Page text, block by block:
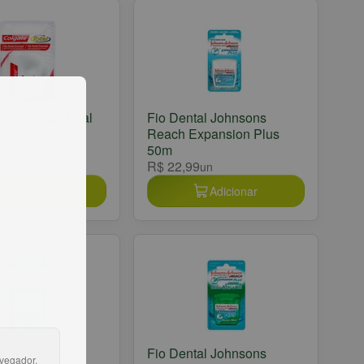
Colgate Total
Fio Dental Johnsons
Reach Expansion Plus
50m
R$ 22,99un
Adicionar
Johnsons
Fio Dental Johnsons